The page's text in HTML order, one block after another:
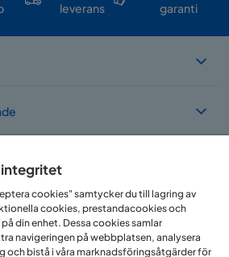
leverans
garanti
i flera länder
integritet
cookies" samtycker du till lagring av
cookies, prestandacookies och
din enhet. Dessa cookies samlar
navigeringen på webbplatsen, analysera
och bistå i våra marknadsföringsåtgärder för